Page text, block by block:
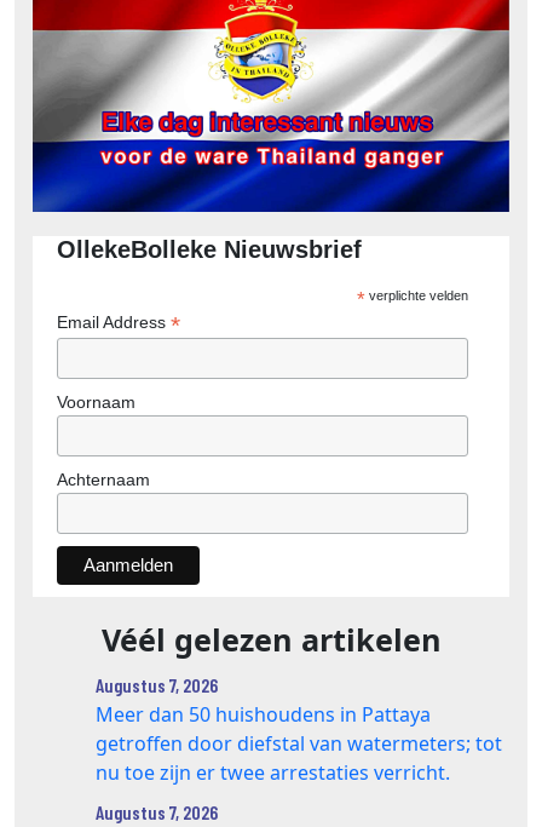
OllekeBolleke Nieuwsbrief
*verplichte velden
Email Address *
Voornaam
Achternaam
Véél gelezen artikelen
Augustus 7, 2026
Meer dan 50 huishoudens in Pattaya
getroffen door diefstal van watermeters; tot
nu toe zijn er twee arrestaties verricht.
Augustus 7, 2026